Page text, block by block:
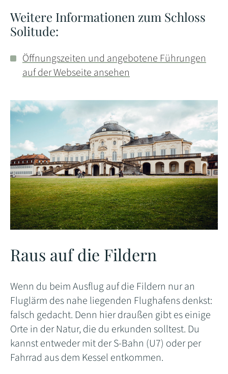
Weitere Informationen zum Schloss
Solitude:
Öffnungszeiten und angebotene Führungen
auf der Webseite ansehen
Raus auf die Fildern
Wenn du beim Ausflug auf die Fildern nur an
Fluglärm des nahe liegenden Flughafens denkst:
falsch gedacht. Denn hier draußen gibt es einige
Orte in der Natur, die du erkunden solltest. Du
kannst entweder mit der S-Bahn (U7) oder per
Fahrrad aus dem Kessel entkommen.